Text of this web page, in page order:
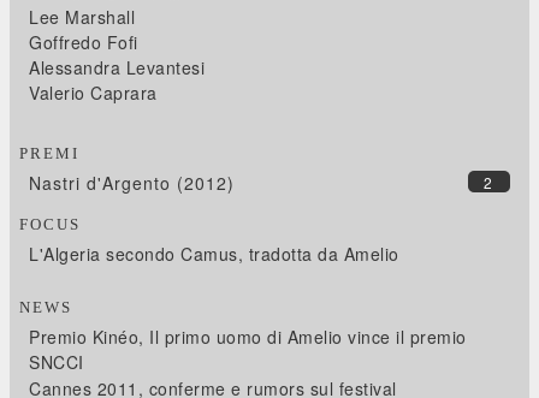
Lee Marshall
Goffredo Fofi
Alessandra Levantesi
Valerio Caprara
PREMI
2
Nastri d'Argento (2012)
FOCUS
L'Algeria secondo Camus, tradotta da Amelio
NEWS
Premio Kinéo, Il primo uomo di Amelio vince il premio
SNCCI
Cannes 2011, conferme e rumors sul festival